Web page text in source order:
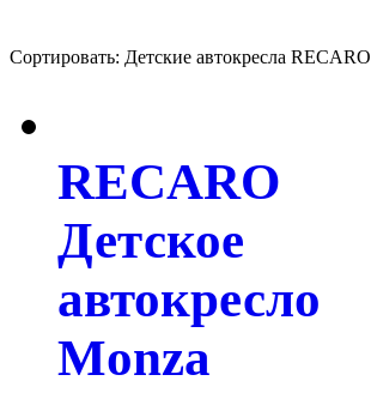
Сортировать: Детские автокресла RECARO
RECARO
Детское
автокресло
Monza